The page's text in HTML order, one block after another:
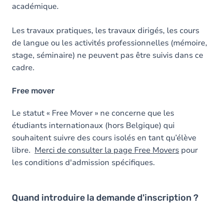
académique.
Les travaux pratiques, les travaux dirigés, les cours
de langue ou les activités professionnelles (mémoire,
stage, séminaire) ne peuvent pas être suivis dans ce
cadre.
Free mover
Le statut « Free Mover » ne concerne que les
étudiants internationaux (hors Belgique) qui
souhaitent suivre des cours isolés en tant qu’élève
libre. Merci de consulter la page Free Movers pour
les conditions d'admission spécifiques.
Quand introduire la demande d'inscription ?